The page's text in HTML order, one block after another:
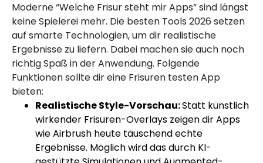
Moderne “Welche Frisur steht mir Apps” sind längst
keine Spielerei mehr. Die besten Tools 2026 setzen
auf smarte Technologien, um dir realistische
Ergebnisse zu liefern. Dabei machen sie auch noch
richtig Spaß in der Anwendung. Folgende
Funktionen sollte dir eine Frisuren testen App
bieten:
Realistische Style-Vorschau:Statt künstlich
wirkender Frisuren-Overlays zeigen dir Apps
wie Airbrush heute täuschend echte
Ergebnisse. Möglich wird das durch KI-